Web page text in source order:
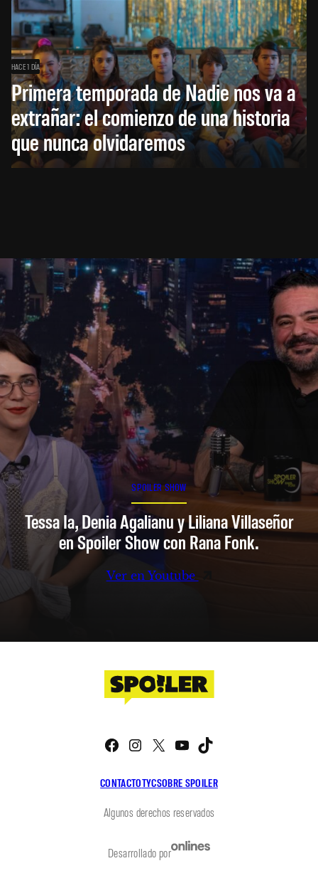
HACE 1 DÍA
Primera temporada de Nadie nos va a
extrañar: el comienzo de una historia
que nunca olvidaremos
SPOILER SHOW
Tessa Ia, Denia Agalianu y Liliana Villaseñor
en Spoiler Show con Rana Fonk.
Ver en Youtube
CONTACTOTYCSOBRE SPOILER
Facebook
Instagram
X YouTube
Algunos derechos reservados
Desarrollado por